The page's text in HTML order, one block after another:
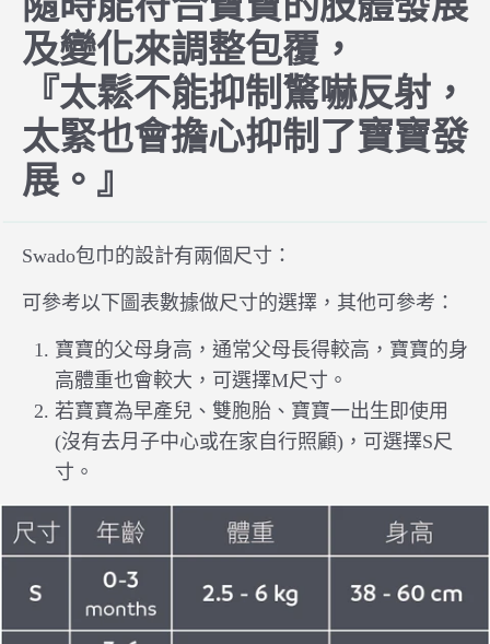
及變化來調整包覆，
『太鬆不能抑制驚嚇反射，
太緊也會擔心抑制了寶寶發
展。』
Swado包巾的設計有兩個尺寸：
可參考以下圖表數據做尺寸的選擇，其他可參考：
寶寶的父母身高，通常父母長得較高，寶寶的身
高體重也會較大，可選擇M尺寸。
若寶寶為早產兒、雙胞胎、寶寶一出生即使用
(沒有去月子中心或在家自行照顧)，可選擇S尺
寸。